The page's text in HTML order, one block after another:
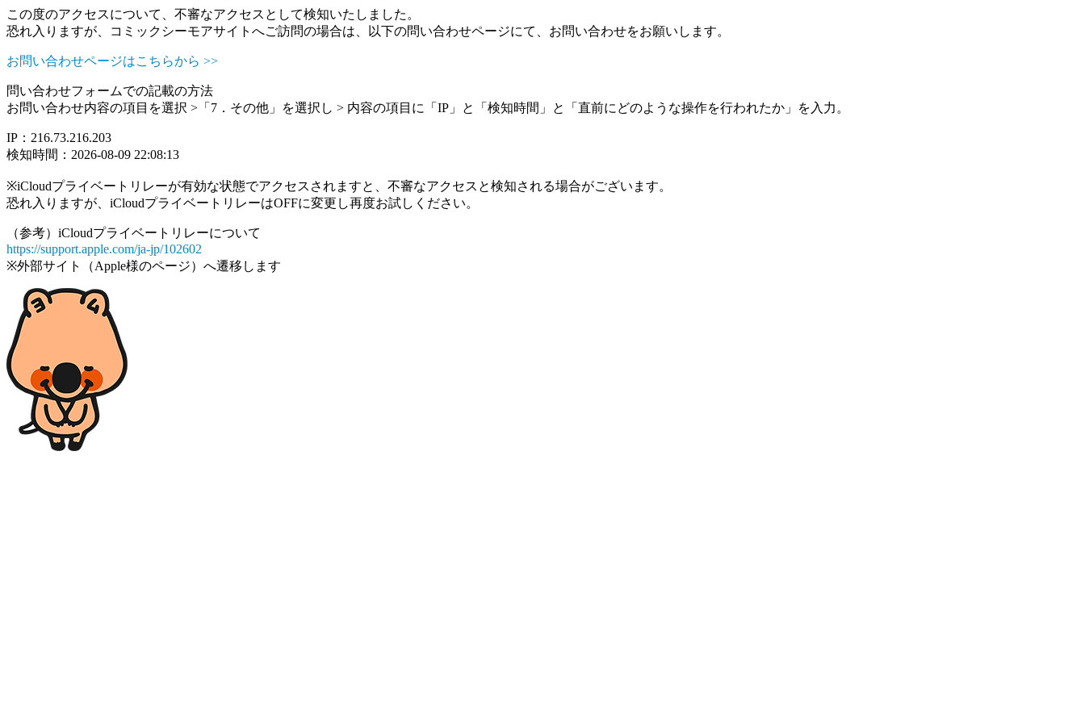
この度のアクセスについて、不審なアクセスとして検知いたしました。
恐れ入りますが、コミックシーモアサイトへご訪問の場合は、以下の問い合わせページにて、お問い合わせをお願いします。
お問い合わせページはこちらから >>
問い合わせフォームでの記載の方法
お問い合わせ内容の項目を選択 >「7．その他」を選択し > 内容の項目に「IP」と「検知時間」と「直前にどのような操作を行われたか」を入力。
IP：216.73.216.203
検知時間：2026-08-09 22:08:13
※iCloudプライベートリレーが有効な状態でアクセスされますと、不審なアクセスと検知される場合がございます。
恐れ入りますが、iCloudプライベートリレーはOFFに変更し再度お試しください。
（参考）iCloudプライベートリレーについて
https://support.apple.com/ja-jp/102602
※外部サイト（Apple様のページ）へ遷移します